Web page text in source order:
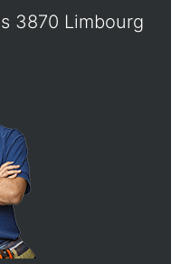
3870 Limbourg